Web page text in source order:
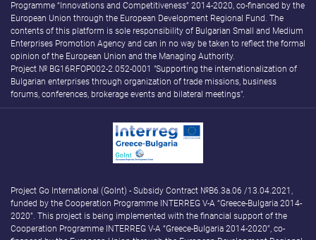
Programme “Innovations and Competitiveness” 2014-2020, co-financed by the
European Union through the European Development Regional Fund. The
contents of this platform is sole responsibility of Bulgarian Small and Medium
Enterprises Promotion Agency and can in no way be taken to reflect the formal
opinion of the European Union and the Managing Authority.
Project № BG16RFOP002-2.052-0001 "Supporting the internationalization of
Bulgarian enterprises through organization of trade missions, business
forums, conferences, brokerage events and bilateral meetings".
Project Go International (GoInt) - Subsidy Contract №B6.3а.06 /13.04.2021,
funded by the Cooperation Programme INTERREG V-A “Greece-Bulgaria 2014-
2020”. This project is being implemented with the financial support of the
Cooperation Programme INTERREG V-A “Greece-Bulgaria 2014-2020”, co-